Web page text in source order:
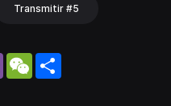
Transmitir #5
Viber WeChat